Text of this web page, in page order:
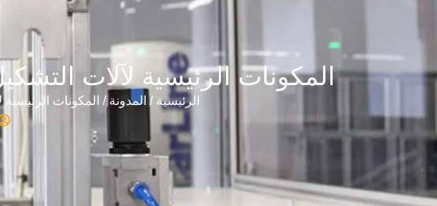
المكونات الرئيسية لآلات
الرئيسية / المدونة / المكونات